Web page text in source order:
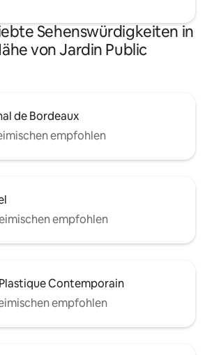
Sie
öffentlichen
und Straßenbahn)
der Wohnung,
entfernt. Wir
dass sie die
unsere
Sehenswürdigkeiten in
von Jardin Public
de Bordeaux
empfohlen
empfohlen
Contemporain
empfohlen